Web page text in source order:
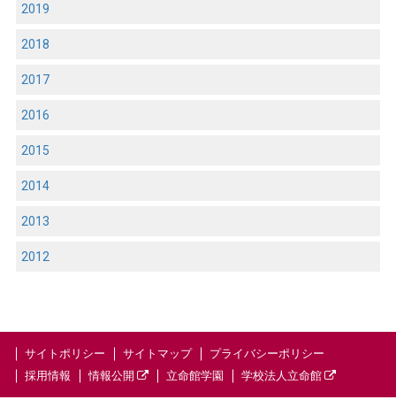
2019
2018
2017
2016
2015
2014
2013
2012
サイトポリシー サイトマップ
プライバシーポリシー
採用情報
情報公開 立命館学園 学校法人立命館